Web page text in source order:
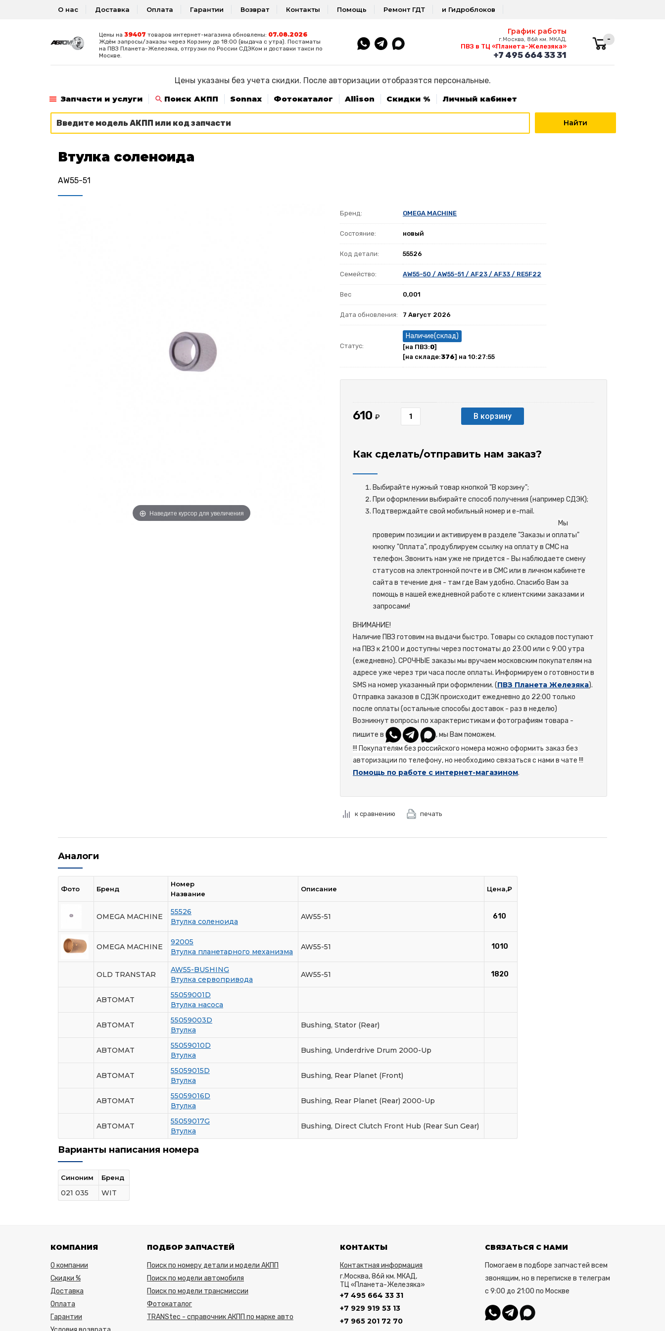
О нас Доставка Оплата Гарантии Возврат Контакты Помощь Ремонт ГДТ и Гидроблоков
Цены на 39407 товаров интернет-магазина обновлены: 07.08.2026
Ждём запросы/заказы через Корзину до 18:00 (выдача с утра). Постаматы
на ПВЗ Планета-Железяка, отгрузки по России СДЭКом и доставки такси по
Москве.
График работы
г.Москва, 86й км. МКАД,
ПВЗ в ТЦ «Планета-Железяка»
+7 495 664 33 31
-
Цены указаны без учета скидки. После авторизации отобразятся персональные.
Запчасти и услуги
Поиск АКПП Sonnax Фотокаталог Allison Скидки % Личный кабинет
Втулка соленоида
AW55-51
Наведите курсор для увеличения
Бренд: OMEGA MACHINE
Состояние: новый
Код детали: 55526
Семейство: AW55-50 / AW55-51 / AF23 / AF33 / RE5F22
Вес 0,001
Дата обновления: 7 Август 2026
Статус:
Наличие(склад)
[на ПВЗ:0]
[на складе:376] на 10:27:55
610 ₽ В корзину
Как сделать/отправить нам заказ?
Выбирайте нужный товар кнопкой "В корзину";
При оформлении выбирайте способ получения (например СДЭК);
Подтверждайте свой мобильный номер и e-mail.
Мы
проверим позиции и активируем в разделе "Заказы и оплаты"
кнопку "Оплата", продублируем ссылку на оплату в СМС на
телефон. Звонить нам уже не придется - Вы наблюдаете смену
статусов на электронной почте и в СМС или в личном кабинете
сайта в течение дня - там где Вам удобно. Спасибо Вам за
помощь в нашей ежедневной работе с клиентскими заказами и
запросами!
ВНИМАНИЕ!
Наличие ПВЗ готовим на выдачи быстро. Товары со складов поступают
на ПВЗ к 21:00 и доступны через постоматы до 23:00 или с 9:00 утра
(ежедневно). СРОЧНЫЕ заказы мы вручаем московским покупателям на
адресе уже через три часа после оплаты. Информируем о готовности в
SMS на номер указанный при оформлении. (ПВЗ Планета Железяка).
Отправка заказов в СДЭК происходит ежедневно до 22:00 только
после оплаты (остальные способы доставок - раз в неделю)
Возникнут вопросы по характеристикам и фотографиям товара -
пишите в
, мы Вам поможем.
!!! Покупателям без российского номера можно оформить заказ без
авторизации по телефону, но необходимо связаться с нами в чате !!!
Помощь по работе с интернет-магазином.
к сравнению печать
Аналоги
Фото Бренд
Номер
Название
Описание Цена,₽
OMEGA MACHINE
55526
Втулка соленоида
AW55-51 610
OMEGA MACHINE
92005
Втулка планетарного механизма
AW55-51 1010
OLD TRANSTAR
AW55-BUSHING
Втулка сервопривода
AW55-51 1820
ABTOMAT
55059001D
Втулка насоса
ABTOMAT
55059003D
Втулка
Bushing, Stator (Rear)
ABTOMAT
55059010D
Втулка
Bushing, Underdrive Drum 2000-Up
ABTOMAT
55059015D
Втулка
Bushing, Rear Planet (Front)
ABTOMAT
55059016D
Втулка
Bushing, Rear Planet (Rear) 2000-Up
ABTOMAT
55059017G
Втулка
Bushing, Direct Clutch Front Hub (Rear Sun Gear)
Варианты написания номера
Синоним Бренд
021 035 WIT
КОМПАНИЯ
О компании
Скидки %
Доставка
Оплата
Гарантии
ПОДБОР ЗАПЧАСТЕЙ
Поиск по номеру детали и модели АКПП
Поиск по модели автомобиля
Поиск по модели трансмиссии
Фотокаталог
TRANStec - справочник АКПП по марке авто
КОНТАКТЫ
Контактная информация
г.Москва, 86й км. МКАД,
ТЦ «Планета-Железяка»
+7 495 664 33 31
+7 929 919 53 13
+7 965 201 72 70
СВЯЗАТЬСЯ С НАМИ
Помогаем в подборе запчастей всем
звонящим, но в переписке в телеграм
с 9:00 до 21:00 по Москве